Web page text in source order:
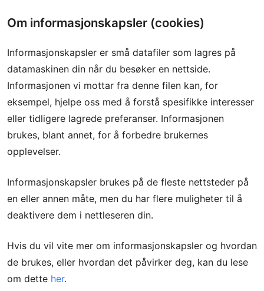
Om informasjonskapsler (cookies)
Informasjonskapsler er små datafiler som lagres på
datamaskinen din når du besøker en nettside.
Informasjonen vi mottar fra denne filen kan, for
eksempel, hjelpe oss med å forstå spesifikke interesser
eller tidligere lagrede preferanser. Informasjonen
brukes, blant annet, for å forbedre brukernes
opplevelser.
Informasjonskapsler brukes på de fleste nettsteder på
en eller annen måte, men du har flere muligheter til å
deaktivere dem i nettleseren din.
Hvis du vil vite mer om informasjonskapsler og hvordan
de brukes, eller hvordan det påvirker deg, kan du lese
om dette her.